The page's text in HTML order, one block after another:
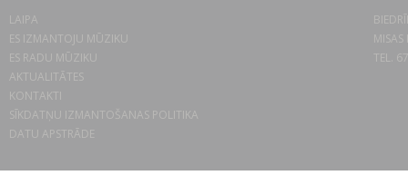
LAIPA
ES IZMANTOJU MŪZIKU
ES RADU MŪZIKU
AKTUALITĀTES
KONTAKTI
SĪKDATŅU IZMANTOŠANAS POLITIKA
DATU APSTRĀDE
TEL.